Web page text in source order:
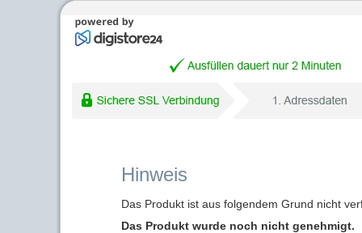
Hinweis
Das Produkt ist aus folgendem Grund nicht
Das Produkt wurde noch nicht genehmigt.